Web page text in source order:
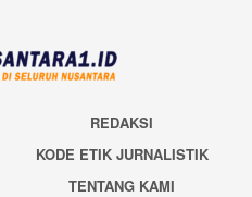
REDAKSI
KODE ETIK JURNALISTIK
TENTANG KAMI